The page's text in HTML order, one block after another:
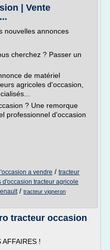
| Vente
nouvelles annonces
cherchez ? Passer un
de matériel
agricoles d'occasion,
? Une remorque
professionnel d'occasion
a vendre / tracteur
d'occasion tracteur agricole
/ tracteur vigneron
tracteur occasion
AFFAIRES !